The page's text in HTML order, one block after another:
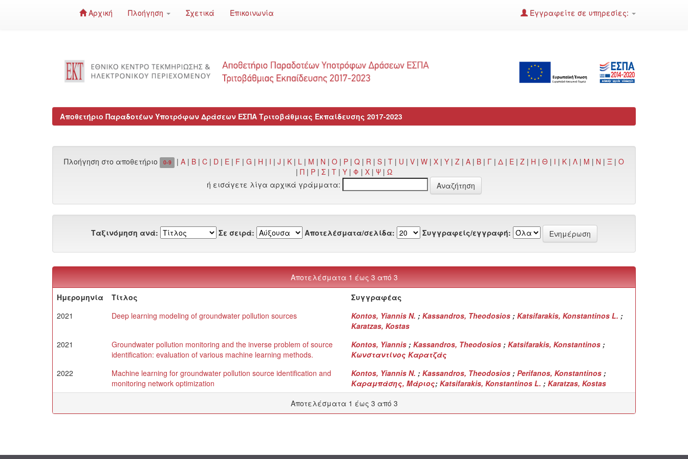
Αρχική Πλοήγηση Σχετικά Επικοινωνία Εγγραφείτε σε υπηρεσίες:
Αποθετήριο Παραδοτέων Υποτρόφων Δράσεων ΕΣΠΑ Τριτοβάθμιας Εκπαίδευσης 2017-2023
Πλοήγηση στο αποθετήριο 0-9 | A | B | C | D | E | F | G | H | I | J | K | L | M | N | O | P | Q | R | S | T | U | V | W | X | Y | Z | Α | Β | Γ | Δ | Ε | Ζ | Η | Θ | Ι | Κ | Λ | Μ | Ν | Ξ | Ο
| Π | Ρ | Σ | Τ | Υ | Φ | Χ | Ψ | Ω
ή εισάγετε λίγα αρχικά γράμματα:
Ταξινόμηση ανά: Σε σειρά: Αποτελέσματα/σελίδα: Συγγραφείς/εγγραφή:
Αποτελέσματα 1 έως 3 από 3
Ημερομηνία
Τίτλος
Συγγραφέας
2021
Deep learning modeling of groundwater pollution sources Kontos, Yiannis N. ; Kassandros, Theodosios ; Katsifarakis, Konstantinos L. ;
Karatzas, Kostas
2021
Groundwater pollution monitoring and the inverse problem of source
identification: evaluation of various machine learning methods.
Kontos, Yiannis ; Kassandros, Theodosios ; Katsifarakis, Konstantinos ;
Κωνσταντίνος Καρατζάς
2022
Machine learning for groundwater pollution source identification and
monitoring network optimization
Kontos, Yiannis N. ; Kassandros, Theodosios ; Perifanos, Konstantinos ;
Καραμπάσης, Μάριος; Katsifarakis, Konstantinos L. ; Karatzas, Kostas
Αποτελέσματα 1 έως 3 από 3